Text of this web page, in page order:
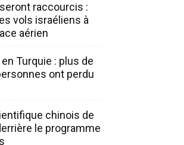
raccourcis :
vols israéliens à
aérien
Turquie : plus de
ont perdu
chinois de
le programme